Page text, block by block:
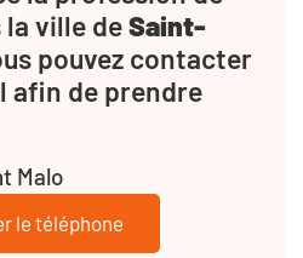
la ville deSaint-
pouvez contacter
afin de prendre
Malo
le téléphone